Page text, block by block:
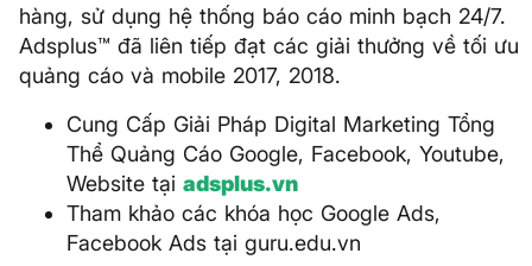
hàng, sử dụng hệ thống báo cáo minh bạch 24/7.
Adsplus™ đã liên tiếp đạt các giải thưởng về tối ưu
quảng cáo và mobile 2017, 2018.
Cung Cấp Giải Pháp Digital Marketing Tổng
Thể Quảng Cáo Google, Facebook, Youtube,
Website tại adsplus.vn
Tham khảo các khóa học Google Ads,
Facebook Ads tại guru.edu.vn